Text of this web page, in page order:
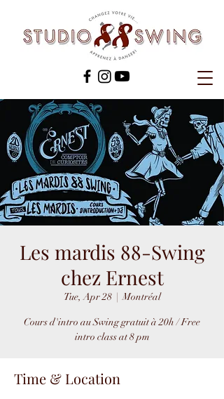
Les mardis 88-Swing
chez Ernest
Tue, Apr 28
  |
Montréal
Cours d'intro au Swing gratuit à 20h / Free
intro class at 8 pm
Time & Location